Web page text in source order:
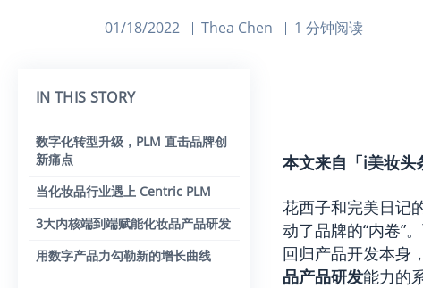
01/18/2022 Thea Chen 1 分钟阅读
IN THIS STORY
数字化转型升级，PLM 直击品牌创
新痛点
当化妆品行业遇上 Centric PLM
3大内核端到端赋能化妆品产品研发
用数字产品力勾勒新的增长曲线
本文来自「i美妆头
花西子和完美日记
动了品牌的“内卷”
回归产品开发本身
品产品研发能力的